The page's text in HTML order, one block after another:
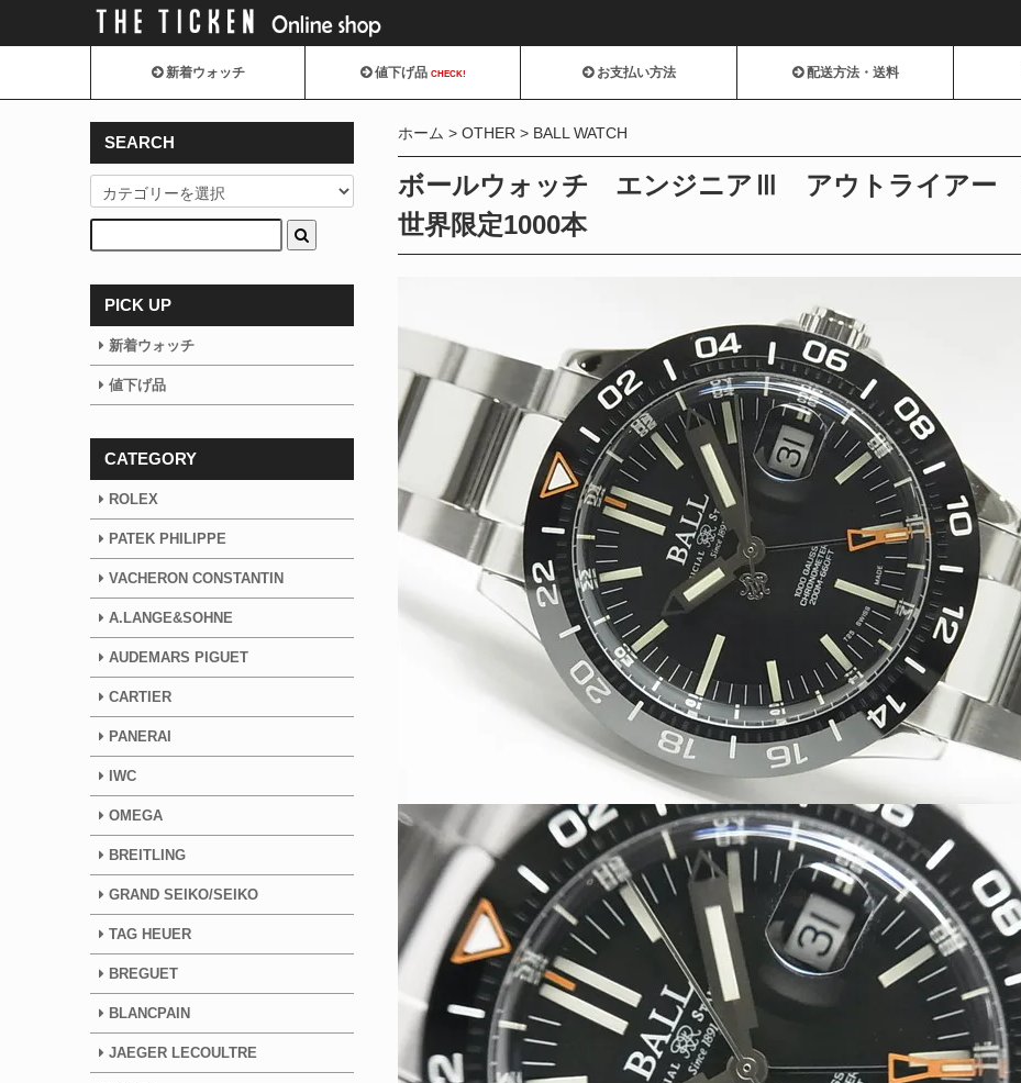
新着ウォッチ 値下げ品 CHECK! お支払い方法 配送方法・送料
ホーム OTHER BALL WATCH
ボールウォッチ エンジニアⅢ アウトライアー
世界限定1000本
SEARCH
PICK UP
新着ウォッチ
値下げ品
CATEGORY
ROLEX
PATEK PHILIPPE
VACHERON CONSTANTIN
A.LANGE&SOHNE
AUDEMARS PIGUET
CARTIER
PANERAI
IWC
OMEGA
BREITLING
GRAND SEIKO/SEIKO
TAG HEUER
BREGUET
BLANCPAIN
JAEGER LECOULTRE